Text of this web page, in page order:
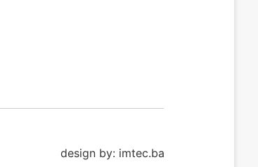
design by: imtec.ba